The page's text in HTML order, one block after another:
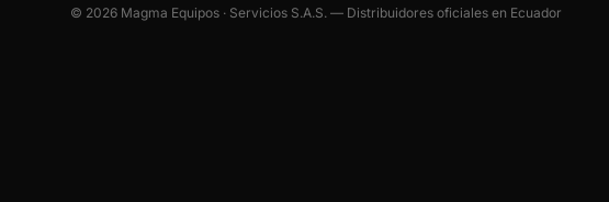
© 2026 Magma Equipos · Servicios S.A.S. — Distribuidores oficiales en Ecuador